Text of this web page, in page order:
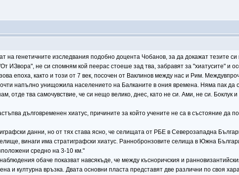
на генетичните изследвания подобно доцента Чобанов, за да докажат тезите
ИЗвора", не си спомням кой пеерас стоеше зад тва, забравят за "хиатусите" и
епоха, както и този от 7 век, посочен от Ваклинов между нас и Рим.
напълно унищожила населението на Балканите в ония времена. Няма пак
отде тва самочувствие, че си нещо велико, днес, като не си. Ами, не си. Боклук
дълговременен хиатус, причините за който учените не са в състояние да
данни, но от тях става ясно, че селищата от РБЕ в Северозападна
винаги има стратиграфски хиатус. Раннобронзовите селища в Южна
средно на 3-10 км."
обаче показват навсякъде, че между късноричския и
и културна връзка. Двата основни пласта представят две различни по своя